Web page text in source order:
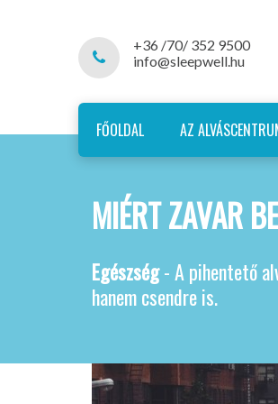
+36 /70/ 352 9500
info@sleepwell.hu
FŐOLDAL AZ
MIÉRT ZAVAR
Egészség- A pihentető
hanem csendre is.